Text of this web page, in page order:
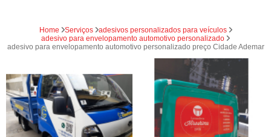
Home Serviços
adesivos personalizados para veículos
adesivo para envelopamento automotivo personalizado
adesivo para envelopamento automotivo personalizado preço Cidade Ademar